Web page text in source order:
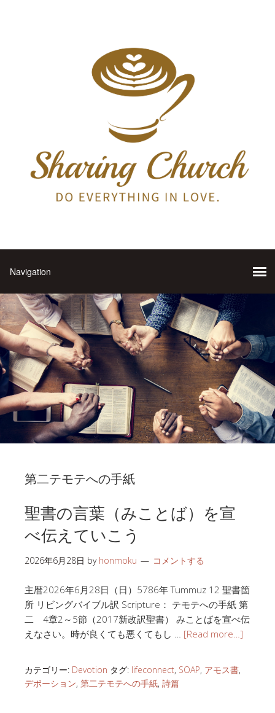
第二テモテへの手紙
聖書の言葉（みことば）を宣
べ伝えていこう
2026年6月28日 by honmoku コメントする
主暦2026年6月28日（日）5786年 Tummuz 12 聖書箇
所 リビングバイブル訳 Scripture： テモテへの手紙 第
二 4章2～5節（2017新改訳聖書） みことばを宣べ伝
えなさい。時が良くても悪くてもし … [Read more…]
カテゴリー: Devotion タグ: lifeconnect, SOAP, アモス書,
デボーション, 第二テモテへの手紙, 詩篇